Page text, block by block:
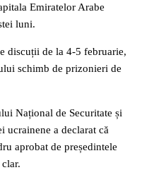
Emiratelor Arabe
luni.
discuții de la 4-5 februarie,
schimb de prizonieri de
Național de Securitate și
ucrainene a declarat că
aprobat de președintele